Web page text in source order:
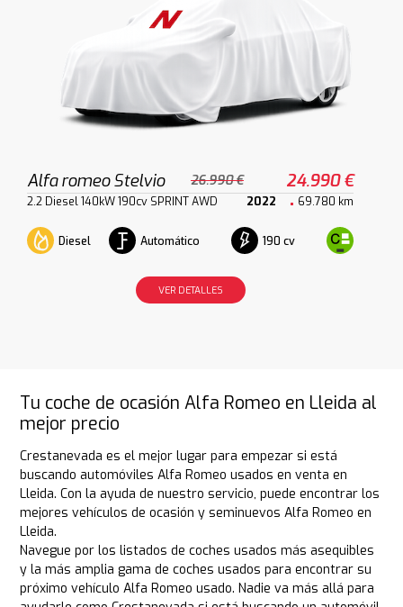
Alfa romeo Stelvio 26.990 € 24.990 €
2.2 Diesel 140kW 190cv SPRINT AWD 2022 69.780 km
Diesel Automático 190 cv
VER DETALLES
Tu coche de ocasión Alfa Romeo en Lleida al
mejor precio
Crestanevada es el mejor lugar para empezar si está
buscando automóviles Alfa Romeo usados en venta en
Lleida. Con la ayuda de nuestro servicio, puede encontrar los
mejores vehículos de ocasión y seminuevos Alfa Romeo en
Lleida.
Navegue por los listados de coches usados más asequibles
y la más amplia gama de coches usados para encontrar su
próximo vehículo Alfa Romeo usado. Nadie va más allá para